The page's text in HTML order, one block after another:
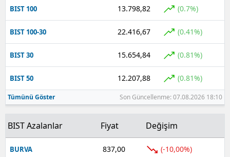
Muş
Nevşehir
Niğde
Ordu
Rize
Sakarya
BIST 100 13.798,82 (0.7%)
BIST 100-30 22.416,67 (0.41%)
BIST 30 15.654,84 (0.81%)
BIST 50 12.207,88 (0.81%)
Tümünü Göster Son Güncellenme: 07.08.2026 18:10
BIST Azalanlar Fiyat Değişim
BURVA 837,00 (-10,00%)